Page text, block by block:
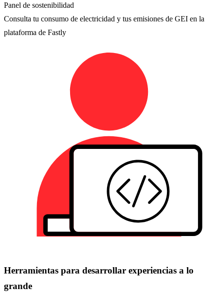
Panel de sostenibilidad
Consulta tu consumo de electricidad y tus emisiones de GEI en la
plataforma de Fastly
Herramientas para desarrollar experiencias a lo
grande